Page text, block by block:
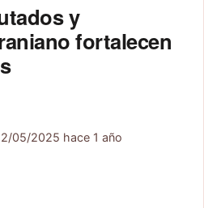
y
fortalecen
05/2025 hace 1 año